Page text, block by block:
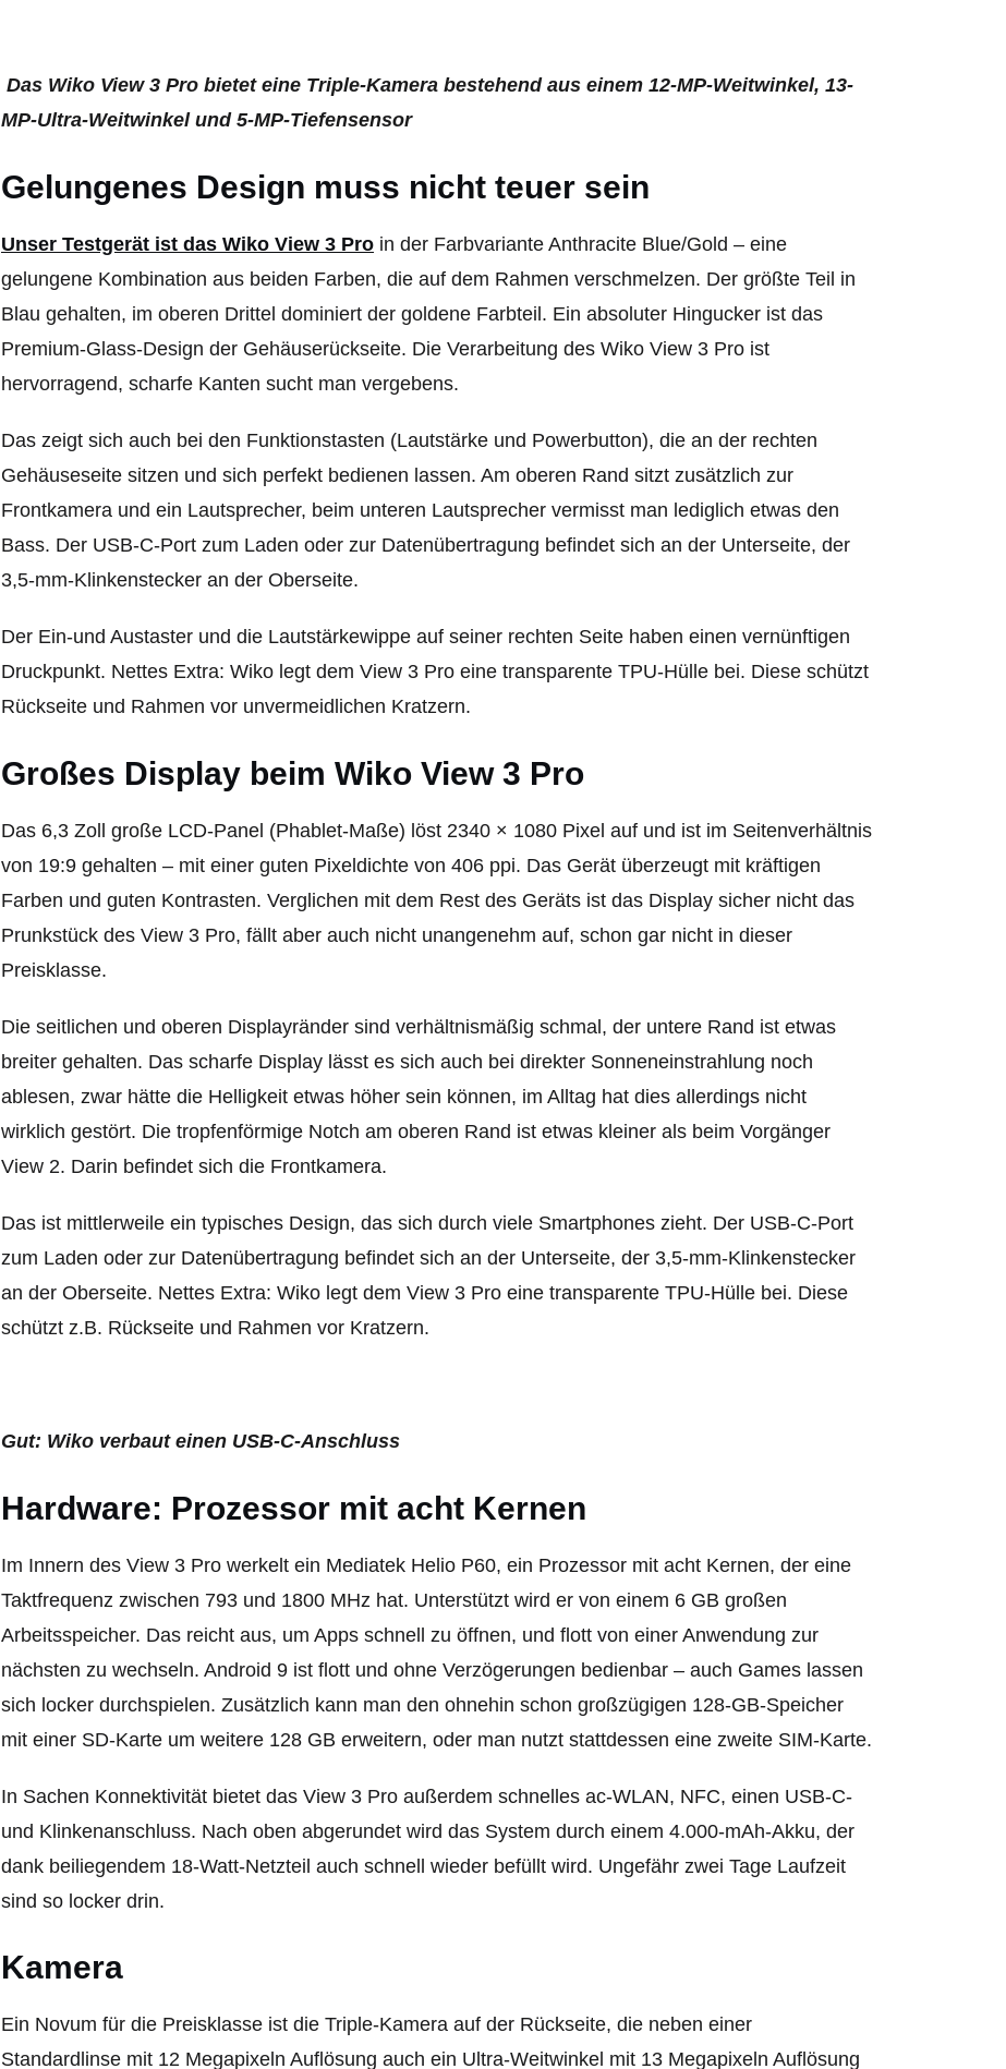
Das Wiko View 3 Pro bietet eine Triple-Kamera bestehend aus einem 12-MP-Weitwinkel, 13-
MP-Ultra-Weitwinkel und 5-MP-Tiefensensor
Gelungenes Design muss nicht teuer sein
Unser Test­gerät ist das Wiko View 3 Pro in der Farb­va­ri­ante Anthracite Blue/Gold – eine
gelungene Kombi­na­tion aus beiden Farben, die auf dem Rahmen verschmelzen. Der größte Teil in
Blau gehalten, im oberen Drittel dominiert der goldene Farb­teil. Ein absoluter Hingucker ist das
Premium-Glass-Design der Gehäu­se­rück­seite. Die Verar­bei­tung des Wiko View 3 Pro ist
hervorragend, scharfe Kanten sucht man vergebens.
Das zeigt sich auch bei den Funk­ti­ons­tasten (Laut­stärke und Power­button), die an der rechten
Gehäus­e­seite sitzen und sich perfekt bedienen lassen. Am oberen Rand sitzt zusätzlich zur
Frontkamera und ein Lautsprecher, beim unteren Lautsprecher vermisst man lediglich etwas den
Bass. Der USB-C-Port zum Laden oder zur Datenübertragung befindet sich an der Unterseite, der
3,5-mm-Klinkenstecker an der Oberseite.
Der Ein-und Austaster und die Lautstärkewippe auf seiner rechten Seite haben einen vernünftigen
Druckpunkt. Nettes Extra: Wiko legt dem View 3 Pro eine transparente TPU-Hülle bei. Diese schützt
Rückseite und Rahmen vor unvermeidlichen Kratzern.
Großes Display beim Wiko View 3 Pro
Das 6,3 Zoll große LCD-Panel (Phablet-Maße) löst 2340 × 1080 Pixel auf und ist im Seitenverhältnis
von 19:9 gehalten – mit einer guten Pixeldichte von 406 ppi. Das Gerät überzeugt mit kräftigen
Farben und guten Kontrasten. Verglichen mit dem Rest des Geräts ist das Display sicher nicht das
Prunkstück des View 3 Pro, fällt aber auch nicht unangenehm auf, schon gar nicht in dieser
Preisklasse.
Die seitlichen und oberen Displayränder sind verhältnismäßig schmal, der untere Rand ist etwas
breiter gehalten. Das scharfe Display lässt es sich auch bei direkter Sonneneinstrahlung noch
ablesen, zwar hätte die Helligkeit etwas höher sein können, im Alltag hat dies allerdings nicht
wirklich gestört. Die tropfenförmige Notch am oberen Rand ist etwas kleiner als beim Vorgänger
View 2. Darin befindet sich die Frontkamera.
Das ist mitt­ler­weile ein typi­sches Design, das sich durch viele Smart­phones zieht. Der USB-C-Port
zum Laden oder zur Datenübertragung befindet sich an der Unterseite, der 3,5-mm-Klinkenstecker
an der Oberseite. Nettes Extra: Wiko legt dem View 3 Pro eine transparente TPU-Hülle bei. Diese
schützt z.B. Rückseite und Rahmen vor Kratzern.
Gut: Wiko verbaut einen USB-C-Anschluss
Hardware: Prozessor mit acht Kernen
Im Innern des View 3 Pro werkelt ein Mediatek Helio P60, ein Prozessor mit acht Kernen, der eine
Taktfrequenz zwischen 793 und 1800 MHz hat. Unterstützt wird er von einem 6 GB großen
Arbeitsspeicher. Das reicht aus, um Apps schnell zu öffnen, und flott von einer Anwendung zur
nächsten zu wechseln. Android 9 ist flott und ohne Verzögerungen bedienbar – auch Games lassen
sich locker durchspielen. Zusätzlich kann man den ohnehin schon großzügigen 128-GB-Speicher
mit einer SD-Karte um weitere 128 GB erweitern, oder man nutzt stattdessen eine zweite SIM-Karte.
In Sachen Konnektivität bietet das View 3 Pro außerdem schnelles ac-WLAN, NFC, einen USB-C-
und Klinkenanschluss. Nach oben abgerundet wird das System durch einem 4.000-mAh-Akku, der
dank beiliegendem 18-Watt-Netzteil auch schnell wieder befüllt wird. Ungefähr zwei Tage Laufzeit
sind so locker drin.
Kamera
Ein Novum für die Preisklasse ist die Triple-Kamera auf der Rückseite, die neben einer
Standardlinse mit 12 Megapixeln Auflösung auch ein Ultra-Weitwinkel mit 13 Megapixeln Auflösung